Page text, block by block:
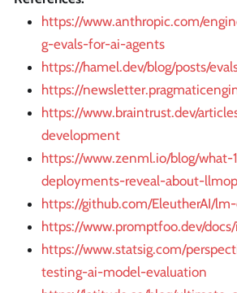
https://www.anthropic.com/
g-evals-for-ai-agents
https://hamel.dev/blog/posts/
https://
https://www.braintrust.dev/
development
https://www.zenml.io/blog/
deployments-reveal-about-
https://github.com/EleutherAI/
https://www.promptfoo.dev/
https://www.statsig.com/
testing-ai-model-evaluation